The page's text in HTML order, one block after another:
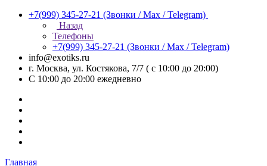
+7(999) 345-27-21 (Звонки / Max / Telegram)
Назад
Телефоны
+7(999) 345-27-21 (Звонки / Max / Telegram)
info@exotiks.ru
г. Москва, ул. Костякова, 7/7 ( с 10:00 до 20:00)
С 10:00 до 20:00 ежедневно
Главная